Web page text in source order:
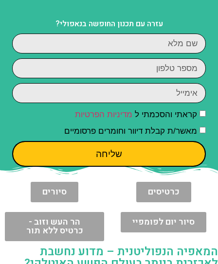
עזרה עם תכנון החופשה בנאפולי?
קראתי והסכמתי ל מדיניות הפרטיות
מאשר/ת קבלת דיוור וחומרים פרסומיים
שליחה
כרטיסים סיורים
סיור יום לפומפיי הר העש וזוב -
כרטיס ללא תור
המאפיה הנפוליטנית – מדוע נחשבת